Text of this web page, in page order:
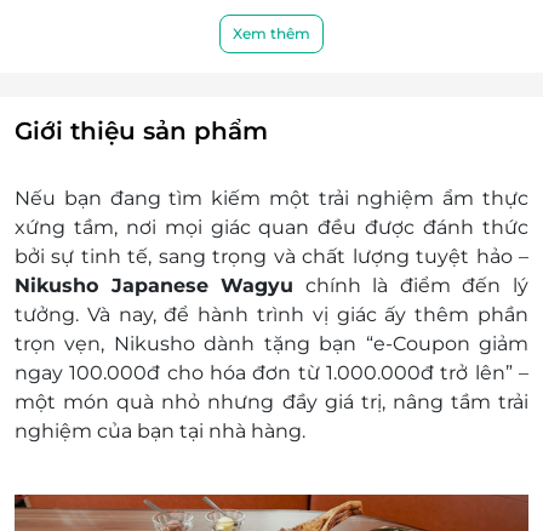
Hotline: 096 596 6942
Điều kiện khác:
e-Coupon không có giá trị quy đổi thành
Không áp dụng đồng thời với chương trình
khuyến mại khác
Giá bán chưa bao gồm phí dịch vụ 5%
e-Coupon đã bao gồm VAT.
Xem thêm
Giới thiệu sản phẩm
Nếu bạn đang tìm kiếm một trải nghiệm ẩm thực
xứng tầm, nơi mọi giác quan đều được đánh thức
bởi sự tinh tế, sang trọng và chất lượng tuyệt hảo –
Nikusho Japanese Wagyu chính là điểm đến lý
tưởng. Và nay, để hành trình vị giác ấy thêm phần
trọn vẹn, Nikusho dành tặng bạn “e-Coupon giảm
ngay 100.000đ cho hóa đơn từ 1.000.000đ trở lên” –
một món quà nhỏ nhưng đầy giá trị, nâng tầm trải
nghiệm của bạn tại nhà hàng.